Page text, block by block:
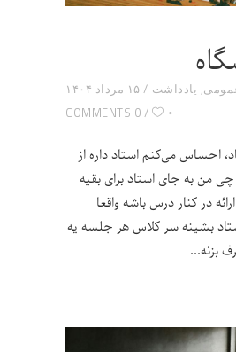
۱۵ مرداد ۱۴۰۴ , یادداشت
0 COMMENTS
۰
احساس می‌کنم استاد داره از
من به جای استاد برای بقیه
در کنار درس باشه واقعا
بشینه سر کلاس هر جلسه یه
بزنه